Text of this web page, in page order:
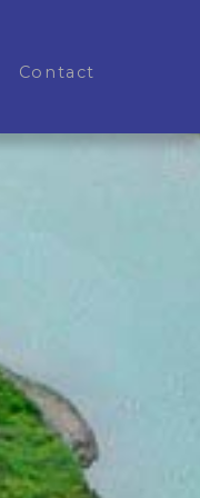
Contact